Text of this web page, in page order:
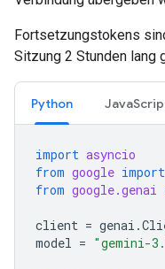
Fortsetzungstokens
Sitzung 2 Stunden lang
Python
import asyncio
from google import
from google.genai
client = genai .
model = "gemini-